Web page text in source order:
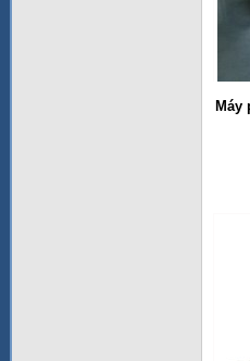
Máy